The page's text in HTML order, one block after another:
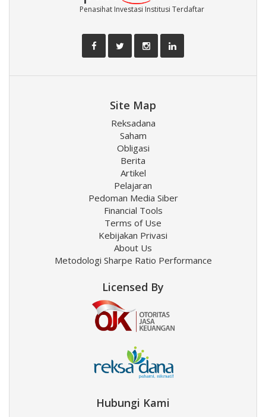
Penasihat Investasi Institusi Terdaftar
Site Map
Reksadana
Saham
Obligasi
Berita
Artikel
Pelajaran
Pedoman Media Siber
Financial Tools
Terms of Use
Kebijakan Privasi
About Us
Metodologi Sharpe Ratio Performance
Licensed By
Hubungi Kami